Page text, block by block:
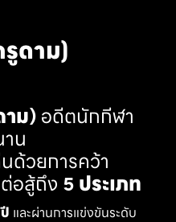
ดาม)
าม)อดีตนักกีฬา
น
ด้วยการคว้า
อสู้ถึง 5 ประเภท
และผ่านการแข่งขันระดับ